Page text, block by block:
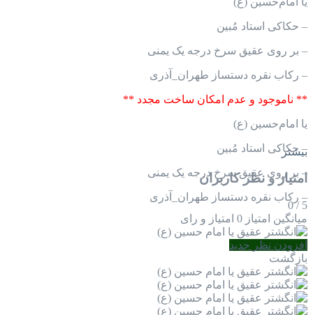
– حکاکی استاد مُبین
– بر روی عقیق سرخ درجه یک یمنی
– رکاب نقره دستساز طهران_آذری
** ناموجود و عدم امکان ساخت مجدد **
یا امام‌حسین (ع)
– حکاکی استاد مُبین
– بر روی عقیق سرخ درجه یک یمنی
– رکاب نقره دستساز طهران_آذری
بیشتر
امتیاز و نظر کاربران
5
/
0
میانگین امتیاز 0 امتیاز و رای
افزودن نظر جدید
بازگشت